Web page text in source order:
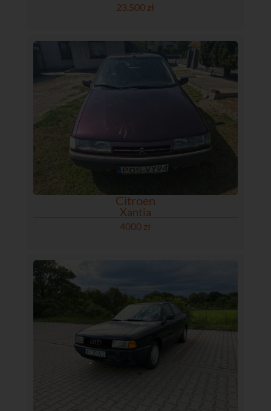
23.500 zł
Citroen
Xantia
4000 zł